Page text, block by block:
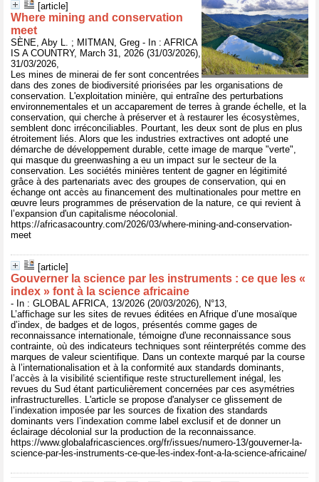
[article]
Where mining and conservation
meet
SÈNE, Aby L. ; MITMAN, Greg - In : AFRICA
IS A COUNTRY, March 31, 2026 (31/03/2026),
31/03/2026,
Les mines de minerai de fer sont concentrées
dans des zones de biodiversité priorisées par les organisations de
conservation. L'exploitation minière, qui entraîne des perturbations
environnementales et un accaparement de terres à grande échelle, et la
conservation, qui cherche à préserver et à restaurer les écosystèmes,
semblent donc irréconciliables. Pourtant, les deux sont de plus en plus
étroitement liés. Alors que les industries extractives ont adopté une
démarche de développement durable, cette image de marque "verte",
qui masque du greenwashing a eu un impact sur le secteur de la
conservation. Les sociétés minières tentent de gagner en légitimité
grâce à des partenariats avec des groupes de conservation, qui en
échange ont accès au financement des multinationales pour mettre en
œuvre leurs programmes de préservation de la nature, ce qui revient à
l’expansion d'un capitalisme néocolonial.
https://africasacountry.com/2026/03/where-mining-and-conservation-
meet
[article]
Gouverner la science par les instruments : ce que les «
index » font à la science africaine
- In : GLOBAL AFRICA, 13/2026 (20/03/2026), N°13,
L’affichage sur les sites de revues éditées en Afrique d’une mosaïque
d’index, de badges et de logos, présentés comme gages de
reconnaissance internationale, témoigne d'une reconnaissance sous
contrainte, où des indicateurs techniques sont réinterprétés comme des
marques de valeur scientifique. Dans un contexte marqué par la course
à l’internationalisation et à la conformité aux standards dominants,
l’accès à la visibilité scientifique reste structurellement inégal, les
revues du Sud étant particulièrement concernées par ces asymétries
infrastructurelles. L'article se propose d'analyser ce glissement de
l’indexation imposée par les sources de fixation des standards
dominants vers l’indexation comme label exclusif et de donner un
éclairage décolonial sur la production de la reconnaissance.
https://www.globalafricasciences.org/fr/issues/numero-13/gouverner-la-
science-par-les-instruments-ce-que-les-index-font-a-la-science-africaine/